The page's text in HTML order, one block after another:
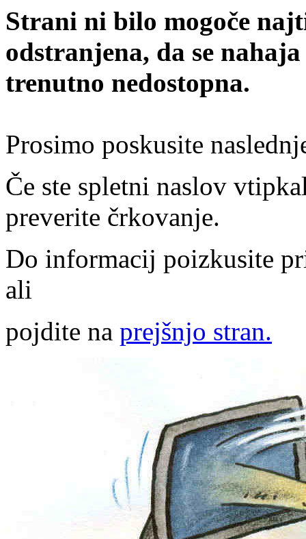
Strani ni bilo mogoče
odstranjena, da se
trenutno nedostopna.
Prosimo poskusite
Če ste spletni naslov
preverite črkovanje.
Do informacij poizkusite
ali
pojdite na prejšnjo stran.